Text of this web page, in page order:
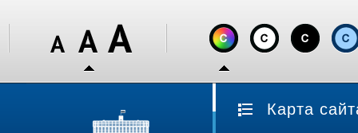
Карта